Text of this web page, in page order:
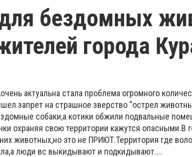
бездомных
города
актуальна стала проблема огромного
запрет на страшное зверство "острел
собаки,а котики обжили подвальные
охраняя свою территории кажутся опасными.В
животных,но это не ПРИЮТ.Территория где
люди вс выкидывают и подкидывают....